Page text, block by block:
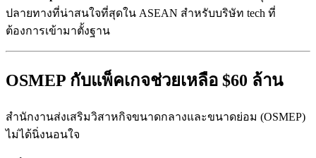
ปลายทางที่น่าสนใจที่สุดใน ASEAN สำหรับบริษัท tech ที่
ต้องการเข้ามาตั้งฐาน
OSMEP กับแพ็คเกจช่วยเหลือ $60 ล้าน
สำนักงานส่งเสริมวิสาหกิจขนาดกลางและขนาดย่อม (OSMEP)
ไม่ได้นิ่งนอนใจ